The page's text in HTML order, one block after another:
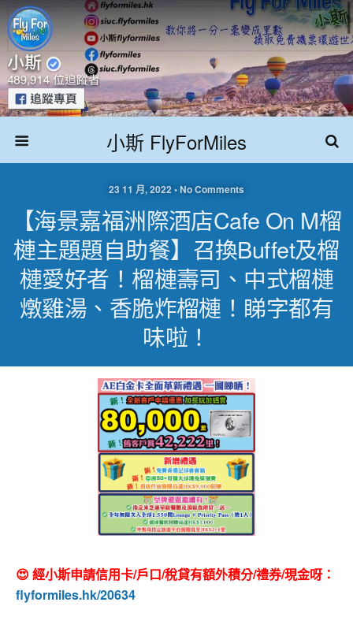
小斯 FlyForMiles
23 11 月, 2022 • No Comments
【海景嘉福洲際酒店Cafe On M榴
槤主題題自助餐】召換buffet及榴
槤愛好者！榴槤壽司、中式榴槤
燉雞湯、香脆炸榴槤！睇字都有
味啦！
😍 經小斯申請信用卡/戶口/稅貸有額外積分/禮券/現金呀：
flyformiles.hk/20634